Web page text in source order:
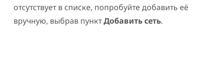
отсутствует в списке, попробуйте добавить её
вручную, выбрав пунктДобавить сеть.